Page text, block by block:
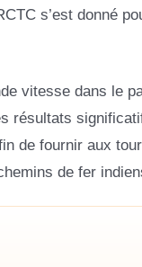
s’est donné
vitesse dans le
résultats
de fournir aux
de fer